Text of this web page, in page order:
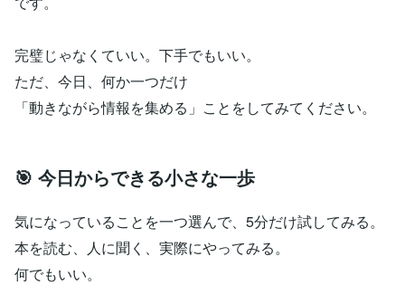
完璧じゃなくていい。下手でもいい。
ただ、今日、何か一つだけ
「動きながら情報を集める」ことをしてみてください。
🎯 今日からできる小さな一歩
気になっていることを一つ選んで、5分だけ試してみる。
本を読む、人に聞く、実際にやってみる。
何でもいい。